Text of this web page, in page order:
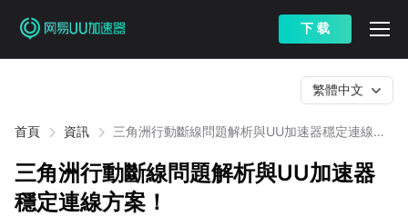
下 载
首頁 資訊
三角洲行動斷線問題解析與UU加速器穩定連線方
繁體中文
三角洲行動斷線問題解析與UU加速器
穩定連線方案！